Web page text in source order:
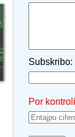
Subskribo:
Por